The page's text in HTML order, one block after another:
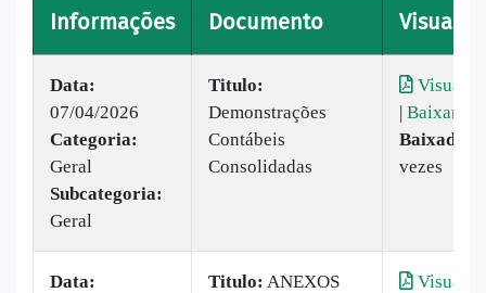
Informações Documento
Data:
07/04/2026
Categoria:
Geral
Subcategoria:
Geral
Titulo:
Demonstrações
Contábeis
Consolidadas
| Baixar
Baixado:
vezes
Data:
Titulo: ANEXOS